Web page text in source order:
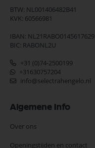
BTW: NL001406482B41
KVK: 60566981
IBAN: NL21RABO0145617629
BIC: RABONL2U
+31 (0)74-2500199
+31630757204
info@selectrahengelo.nl
Algemene Info
Over ons
Openingstijden en contact